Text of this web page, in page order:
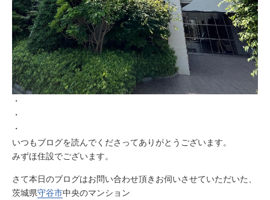
・
・
・
いつもブログを読んでくださってありがとうございます。
みずほ住設でございます。
さて本日のブログはお問い合わせ頂きお伺いさせていただいた、
茨城県守谷市中央のマンション